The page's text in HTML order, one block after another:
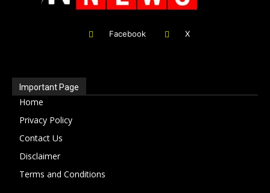
Facebook X
Important Page
Home
Privacy Policy
Contact Us
Disclaimer
Terms and Conditions